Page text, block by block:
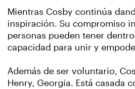
Mientras Cosby continúa
inspiración. Su compromiso
personas pueden tener
capacidad para unir y
Además de ser voluntario,
Henry, Georgia. Está casada